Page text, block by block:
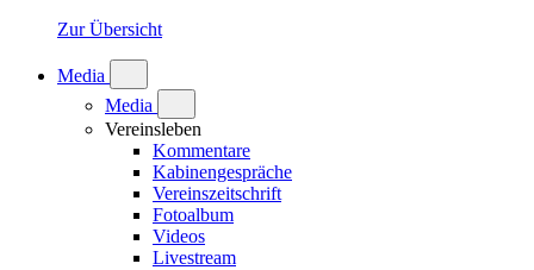
Zur Übersicht
Media
Media
Vereinsleben
Kommentare
Kabinengespräche
Vereinszeitschrift
Fotoalbum
Videos
Livestream